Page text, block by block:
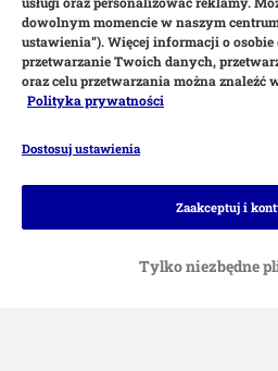
Metody płatności
Płatność przy
dowolnym momencie w naszym
ustawienia”). Więcej informacji o
przetwarzanie Twoich danych,
oraz celu przetwarzania można znaleźć
Polityka prywatności
Dostosuj ustawienia
Tylko niezbędne
Zaakceptuj i